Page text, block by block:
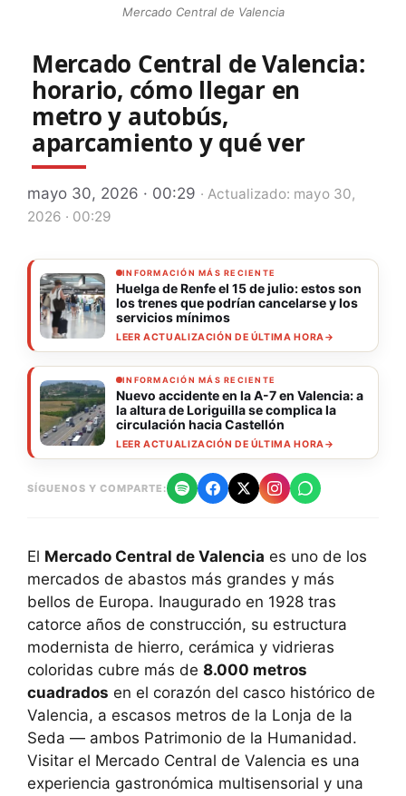
Mercado Central de Valencia
Mercado Central de Valencia:
horario, cómo llegar en
metro y autobús,
aparcamiento y qué ver
mayo 30, 2026 · 00:29 · Actualizado: mayo 30,
2026 · 00:29
INFORMACIÓN MÁS RECIENTE
Huelga de Renfe el 15 de julio: estos son
los trenes que podrían cancelarse y los
servicios mínimos
LEER ACTUALIZACIÓN DE ÚLTIMA HORA→
INFORMACIÓN MÁS RECIENTE
Nuevo accidente en la A-7 en Valencia: a
la altura de Loriguilla se complica la
circulación hacia Castellón
LEER ACTUALIZACIÓN DE ÚLTIMA HORA→
SÍGUENOS Y COMPARTE:
El Mercado Central de Valencia es uno de los
mercados de abastos más grandes y más
bellos de Europa. Inaugurado en 1928 tras
catorce años de construcción, su estructura
modernista de hierro, cerámica y vidrieras
coloridas cubre más de 8.000 metros
cuadrados en el corazón del casco histórico de
Valencia, a escasos metros de la Lonja de la
Seda — ambos Patrimonio de la Humanidad.
Visitar el Mercado Central de Valencia es una
experiencia gastronómica multisensorial y una